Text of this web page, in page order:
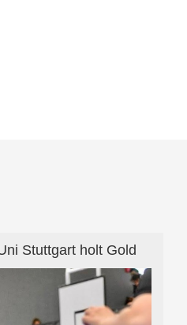
Stuttgart holt Gold